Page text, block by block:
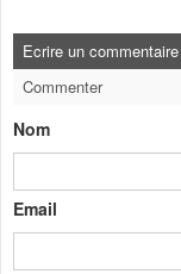
Ecrire un commentaire
Commenter
Nom
Email